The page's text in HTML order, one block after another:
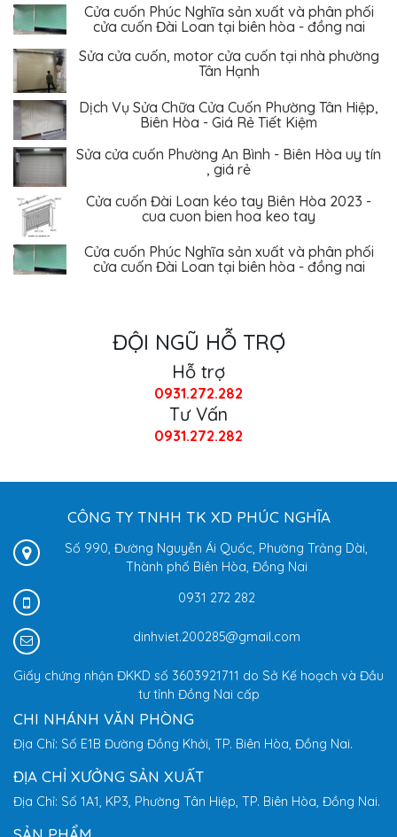
cửa cuốn Đài Loan tại biên hòa - đồng nai
Sửa cửa cuốn, motor cửa cuốn tại nhà phường
Tân Hạnh
Biên Hòa - Giá Rẻ Tiết Kiệm
, giá rẻ
cua cuon bien hoa keo tay
cửa cuốn Đài Loan tại biên hòa - đồng nai
ĐỘI NGŨ HỖ TRỢ
Hỗ trợ
0931.272.282
Tư Vấn
0931.272.282
CÔNG TY TNHH TK XD PHÚC NGHĨA
Số 990, Đường Nguyễn Ái Quốc, Phường Trảng Dài,
Thành phố Biên Hòa, Đồng Nai
0931 272 282
dinhviet.200285@gmail.com
Giấy chứng nhận ĐKKD số 3603921711 do Sở Kế hoạch và Đầu
tư tỉnh Đồng Nai cấp
CHI NHÁNH VĂN PHÒNG
Địa Chỉ: Số E1B Đường Đồng Khởi, TP. Biên Hòa, Đồng Nai.
ĐỊA CHỈ XƯỞNG SẢN XUẤT
Địa Chỉ: Số 1A1, KP3, Phường Tân Hiệp, TP. Biên Hòa, Đồng Nai.